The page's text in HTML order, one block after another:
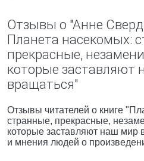
Отзывы о "Анне
Планета насекомых:
прекрасные,
которые заставляют
вращаться"
Отзывы читателей о книге
странные, прекрасные,
которые заставляют наш мир
и мнения людей о